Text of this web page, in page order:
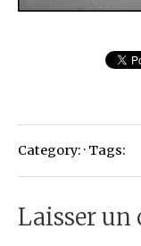
Category: · Tags:
Laisser